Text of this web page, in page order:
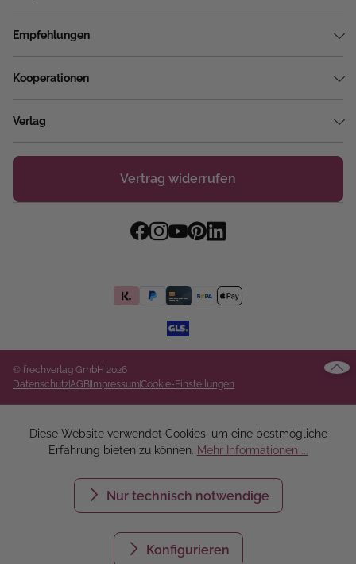
Empfehlungen
Kooperationen
Verlag
Vertrag widerrufen
© frechverlag GmbH 2026
DatenschutzAGB ImpressumCookie-Einstellungen
Diese Website verwendet Cookies, um eine bestmögliche
Erfahrung bieten zu können. Mehr Informationen ...
Nur technisch notwendige
Konfigurieren